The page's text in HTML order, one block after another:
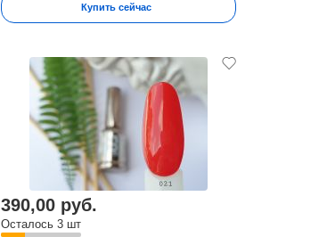
Купить сейчас
390,00 руб.
Осталось 3 шт